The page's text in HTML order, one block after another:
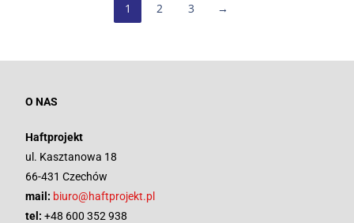
1 2 3 →
O NAS
Haftprojekt
ul. Kasztanowa 18
66-431 Czechów
mail: biuro@haftprojekt.pl
tel: +48 600 352 938